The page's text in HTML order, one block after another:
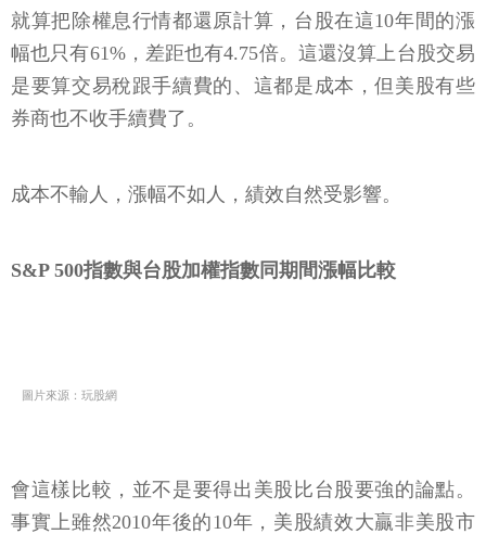
就算把除權息行情都還原計算，台股在這10年間的漲
幅也只有61%，差距也有4.75倍。這還沒算上台股交易
是要算交易稅跟手續費的、這都是成本，但美股有些
券商也不收手續費了。
成本不輸人，漲幅不如人，績效自然受影響。
S&P 500指數與台股加權指數同期間漲幅比較
圖片來源：玩股網
會這樣比較，並不是要得出美股比台股要強的論點。
事實上雖然2010年後的10年，美股績效大贏非美股市